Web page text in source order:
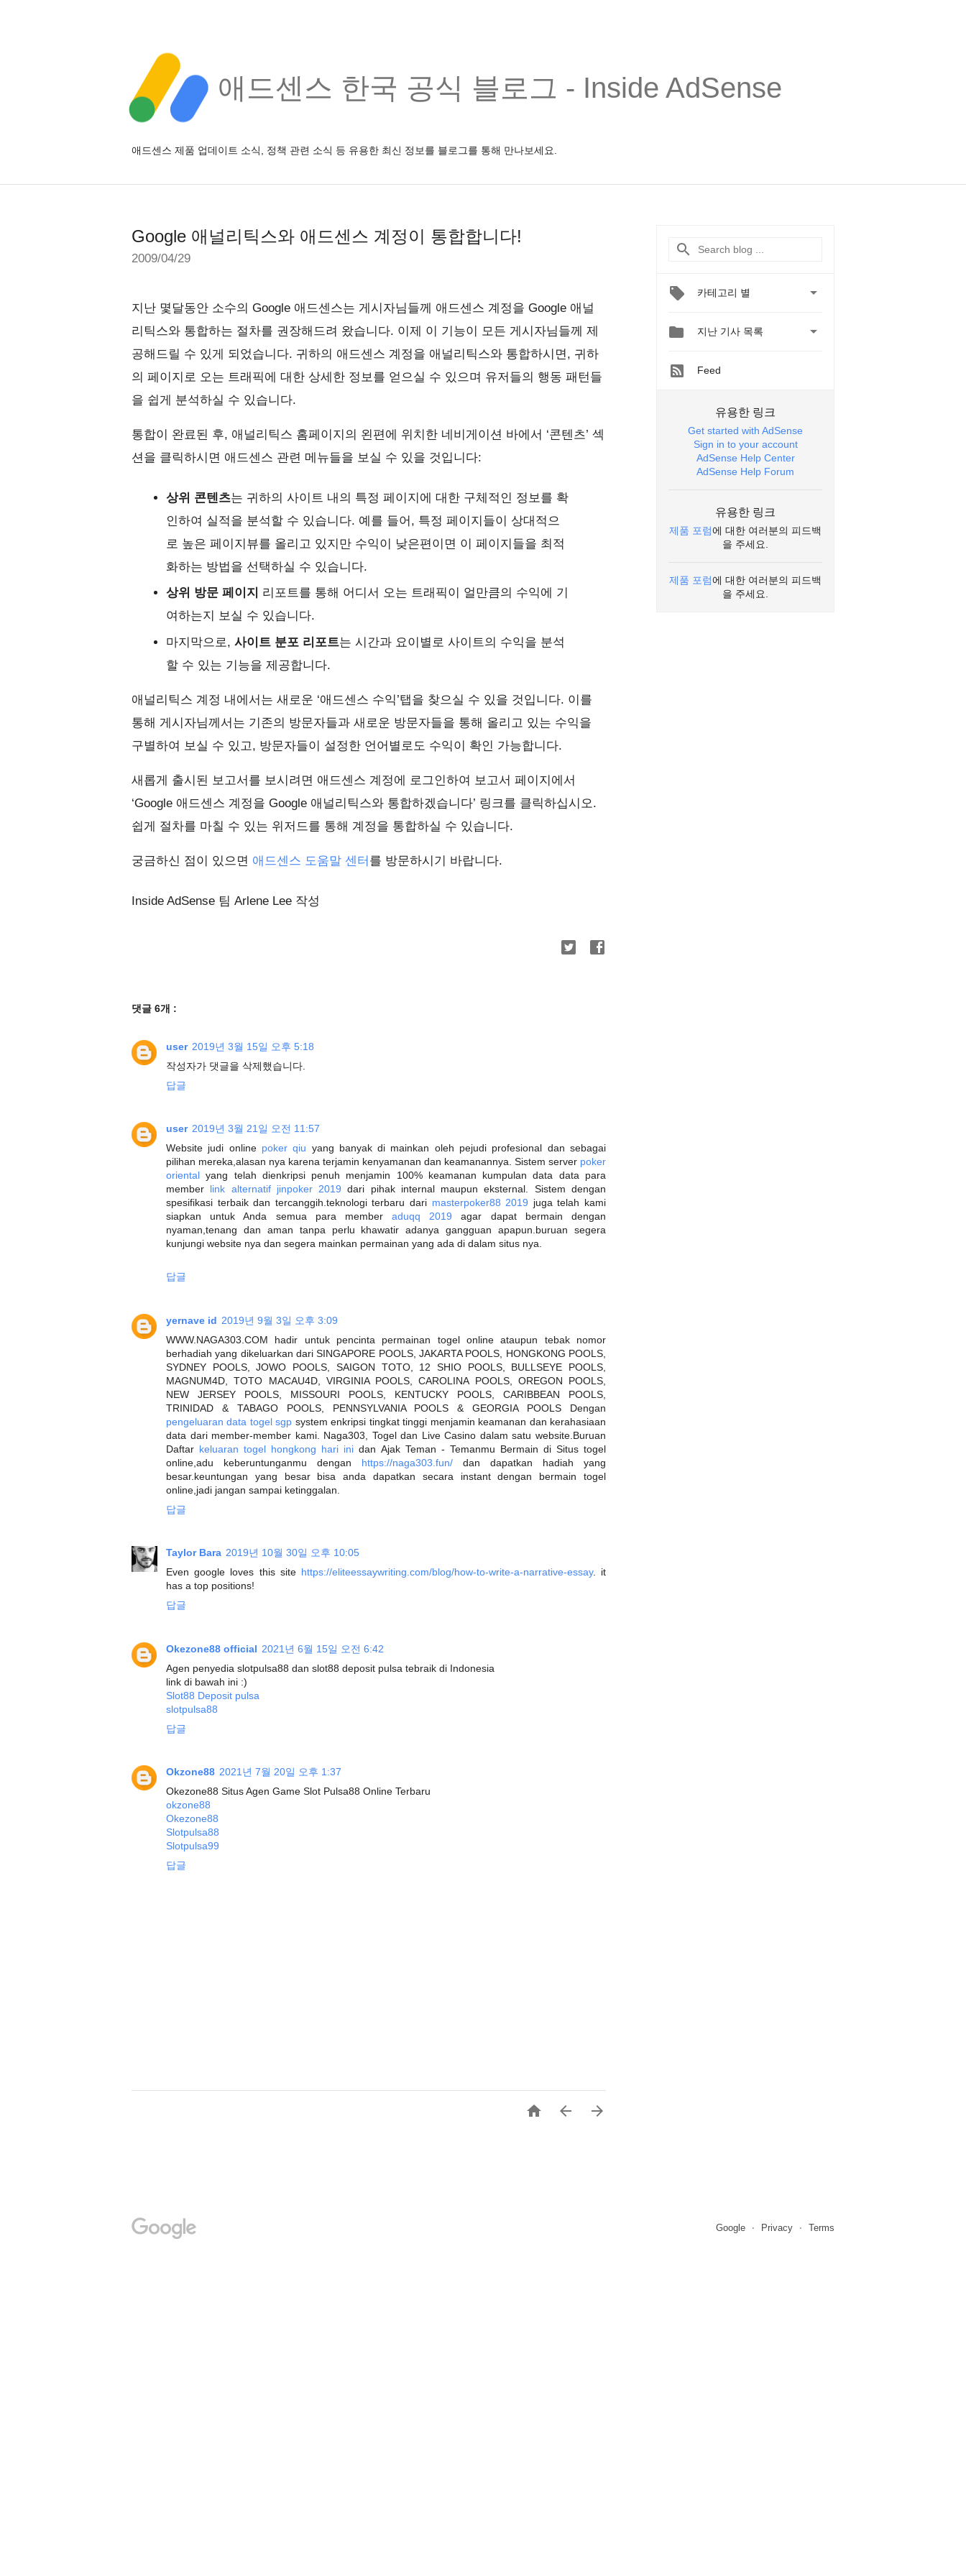
애드센스 한국 공식 블로그 - Inside AdSense
애드센스 제품 업데이트 소식, 정책 관련 소식 등 유용한 최신 정보를 블로그를 통해 만나보세요.
Google 애널리틱스와 애드센스 계정이 통합합니다!
2009/04/29
지난 몇달동안 소수의 Google 애드센스는 게시자님들께 애드센스 계정을 Google 애널
리틱스와 통합하는 절차를 권장해드려 왔습니다. 이제 이 기능이 모든 게시자님들께 제
공해드릴 수 있게 되었습니다. 귀하의 애드센스 계정을 애널리틱스와 통합하시면, 귀하
의 페이지로 오는 트래픽에 대한 상세한 정보를 얻으실 수 있으며 유저들의 행동 패턴들
을 쉽게 분석하실 수 있습니다.
통합이 완료된 후, 애널리틱스 홈페이지의 왼편에 위치한 네비게이션 바에서 ‘콘텐츠’ 섹
션을 클릭하시면 애드센스 관련 메뉴들을 보실 수 있을 것입니다:
상위 콘텐츠는 귀하의 사이트 내의 특정 페이지에 대한 구체적인 정보를 확
인하여 실적을 분석할 수 있습니다. 예를 들어, 특정 페이지들이 상대적으
로 높은 페이지뷰를 올리고 있지만 수익이 낮은편이면 이 페이지들을 최적
화하는 방법을 선택하실 수 있습니다.
상위 방문 페이지 리포트를 통해 어디서 오는 트래픽이 얼만큼의 수익에 기
여하는지 보실 수 있습니다.
마지막으로, 사이트 분포 리포트는 시간과 요이별로 사이트의 수익을 분석
할 수 있는 기능을 제공합니다.
애널리틱스 계정 내에서는 새로운 ‘애드센스 수익’탭을 찾으실 수 있을 것입니다. 이를
통해 게시자님께서는 기존의 방문자들과 새로운 방문자들을 통해 올리고 있는 수익을
구별하여 보실 수 있고, 방문자들이 설정한 언어별로도 수익이 확인 가능합니다.
새롭게 출시된 보고서를 보시려면 애드센스 계정에 로그인하여 보고서 페이지에서
‘Google 애드센스 계정을 Google 애널리틱스와 통합하겠습니다’ 링크를 클릭하십시오.
쉽게 절차를 마칠 수 있는 위저드를 통해 계정을 통합하실 수 있습니다.
궁금하신 점이 있으면 애드센스 도움말 센터 를 방문하시기 바랍니다.
Inside AdSense 팀 Arlene Lee 작성
댓글 6개 :
user 2019년 3월 15일 오후 5:18
작성자가 댓글을 삭제했습니다.
답글
user 2019년 3월 21일 오전 11:57
Website judi online poker qiu yang banyak di mainkan oleh pejudi profesional dan sebagai
pilihan mereka,alasan nya karena terjamin kenyamanan dan keamanannya. Sistem server poker
oriental yang telah dienkripsi penuh menjamin 100% keamanan kumpulan data data para
member link alternatif jinpoker 2019 dari pihak internal maupun eksternal. Sistem dengan
spesifikasi terbaik dan tercanggih.teknologi terbaru dari masterpoker88 2019 juga telah kami
siapkan untuk Anda semua para memberaduqq 2019 agar dapat bermain dengan
nyaman,tenang dan aman tanpa perlu khawatir adanya gangguan apapun.buruan segera
kunjungi website nya dan segera mainkan permainan yang ada di dalam situs nya.
답글
yernave id 2019년 9월 3일 오후 3:09
WWW.NAGA303.COM hadir untuk pencinta permainan togel online ataupun tebak nomor
berhadiah yang dikeluarkan dari SINGAPORE POOLS, JAKARTA POOLS, HONGKONG POOLS,
SYDNEY POOLS, JOWO POOLS, SAIGON TOTO, 12 SHIO POOLS, BULLSEYE POOLS,
MAGNUM4D, TOTO MACAU4D, VIRGINIA POOLS, CAROLINA POOLS, OREGON POOLS,
NEW JERSEY POOLS, MISSOURI POOLS, KENTUCKY POOLS, CARIBBEAN POOLS,
TRINIDAD & TABAGO POOLS, PENNSYLVANIA POOLS & GEORGIA POOLS Dengan
pengeluaran data togel sgp system enkripsi tingkat tinggi menjamin keamanan dan kerahasiaan
data dari member-member kami. Naga303, Togel dan Live Casino dalam satu website.Buruan
Daftar keluaran togel hongkong hari ini dan Ajak Teman - Temanmu Bermain di Situs togel
online,adu keberuntunganmu dengan https://naga303.fun/ dan dapatkan hadiah yang
besar.keuntungan yang besar bisa anda dapatkan secara instant dengan bermain togel
online,jadi jangan sampai ketinggalan.
답글
Taylor Bara 2019년 10월 30일 오후 10:05
Even google loves this site https://eliteessaywriting.com/blog/how-to-write-a-narrative-essay. it
has a top positions!
답글
Okezone88 official 2021년 6월 15일 오전 6:42
Agen penyedia slotpulsa88 dan slot88 deposit pulsa tebraik di Indonesia
link di bawah ini :)
Slot88 Deposit pulsa
slotpulsa88
답글
Okzone88 2021년 7월 20일 오후 1:37
Okezone88 Situs Agen Game Slot Pulsa88 Online Terbaru
okzone88
Okezone88
Slotpulsa88
Slotpulsa99
답글
  
카테고리 별 
 지난 기사 목록 
Feed
유용한 링크
Get started with AdSense
Sign in to your account
AdSense Help Center
AdSense Help Forum
유용한 링크
제품 포럼에 대한 여러분의 피드백
을 주세요.
제품 포럼에 대한 여러분의 피드백
을 주세요.
Google Privacy Terms